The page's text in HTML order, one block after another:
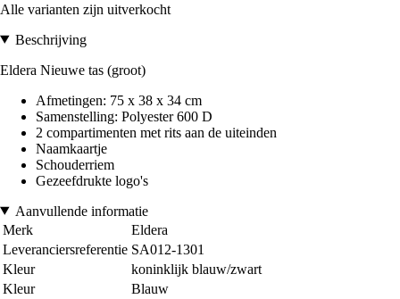
Alle varianten zijn uitverkocht
Beschrijving
Eldera Nieuwe tas (groot)
Afmetingen: 75 x 38 x 34 cm
Samenstelling: Polyester 600 D
2 compartimenten met rits aan de uiteinden
Naamkaartje
Schouderriem
Gezeefdrukte logo's
Aanvullende informatie
Merk
Eldera
Leveranciersreferentie SA012-1301
Kleur
koninklijk blauw/zwart
Kleur
Blauw